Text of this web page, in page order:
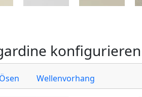
konfigurieren
Wellenvorhang